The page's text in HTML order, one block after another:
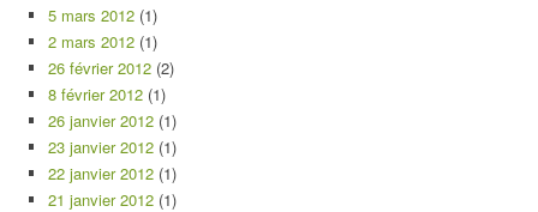
5 mars 2012 (1)
2 mars 2012 (1)
26 février 2012 (2)
8 février 2012 (1)
26 janvier 2012 (1)
23 janvier 2012 (1)
22 janvier 2012 (1)
21 janvier 2012 (1)